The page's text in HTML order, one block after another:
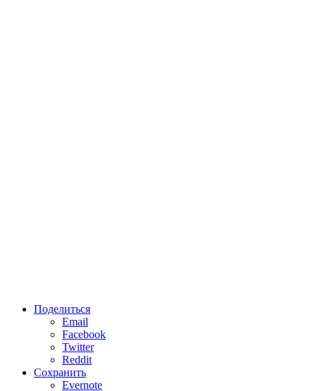
Поделиться
Email
Facebook
Twitter
Reddit
Сохранить
Evernote